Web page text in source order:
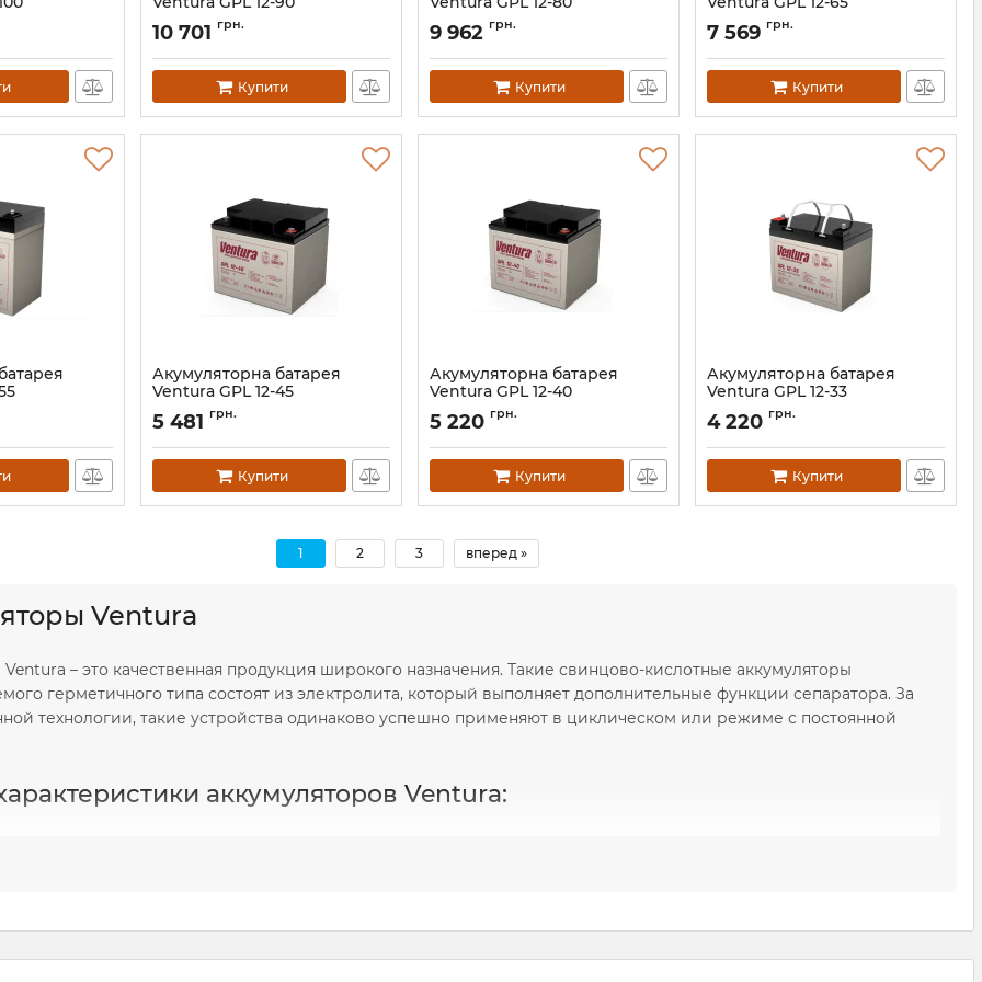
Артикул: АН000401
10 701 грн.
Купити
Артикул: АН000400
9 962 грн.
Купити
Артикул: АН000398
7 569 грн.
Купити
Акумуляторна батарея
Ventura GPL 12-45
Артикул: АН000396
5 481 грн.
Купити
Акумуляторна батарея
Ventura GPL 12-40
Артикул: АН000395
5 220 грн.
Купити
Акумуляторна батарея
Ventura GPL 12-33
Артикул: АН000394
4 220 грн.
Купити
1 2 3 вперед »
Ventura
– это качественная продукция широкого назначения. Такие свинцово-кислотные аккумуляторы
герметичного типа состоят из электролита, который выполняет дополнительные функции сепаратора. За
технологии, такие устройства одинаково успешно применяют в циклическом или режиме с постоянной
аккумуляторов Ventura:
выделения газов за счёт их рекомбинации;
работы при разряде высокими токами;